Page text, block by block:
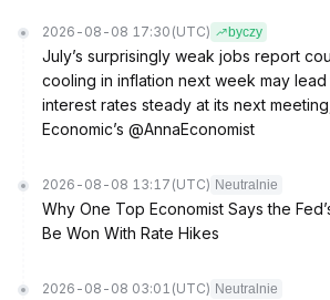
2026-08-08 17:30 (UTC) byczy
July’s surprisingly weak jobs report
cooling in inflation next week may
interest rates steady at its next
Economic’s @AnnaEconomist
2026-08-08 13:17 (UTC) Neutralnie
Why One Top Economist Says the
Be Won With Rate Hikes
2026-08-08 03:01 (UTC) Neutralnie